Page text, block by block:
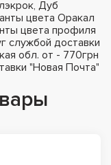
Дуб
цвета Оракал
цвета профиля
службой доставки
обл. от - 770грн
"Новая Почта"